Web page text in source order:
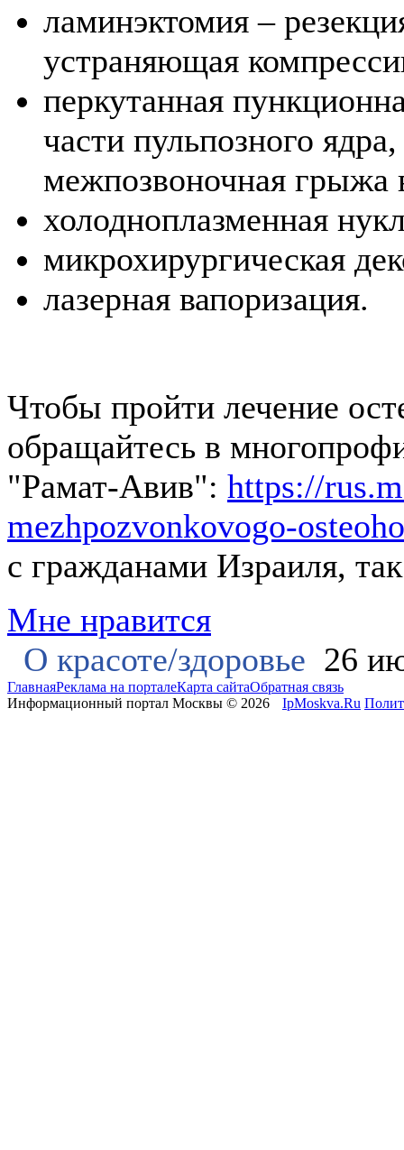
ламинэктомия –
устраняющая
перкутанная
части пульпозного
межпозвоночная грыжа
холодноплазменная
микрохирургическая
лазерная вапоризация.
Чтобы пройти лечение
обращайтесь в
"Рамат-Авив": https://
mezhpozvonkovogo-
с гражданами Израиля,
Мне нравится
О красоте/здоровье 26
ГлавнаяРеклама на порталеКарта сайтаОбратная связь
Информационный портал Москвы © 2026
IpMoskva.Ru